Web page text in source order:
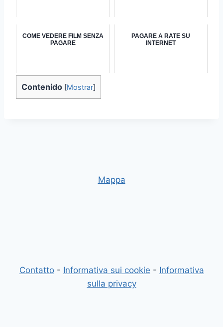
COME VEDERE FILM SENZA
PAGARE
PAGARE A RATE SU
INTERNET
Contenido [Mostrar]
Mappa
Contatto- Informativa sui cookie - Informativa
sulla privacy